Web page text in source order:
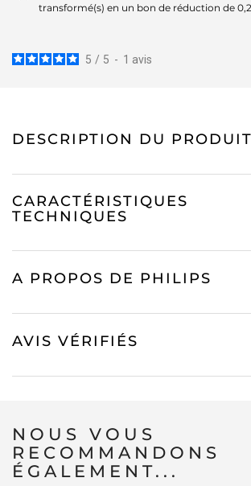
transformé(s) en un bon de réduction de
5 / 5 - 1 avis
DESCRIPTION DU PRODUIT
CARACTÉRISTIQUES
TECHNIQUES
A PROPOS DE PHILIPS
AVIS VÉRIFIÉS
NOUS VOUS
RECOMMANDONS
ÉGALEMENT...